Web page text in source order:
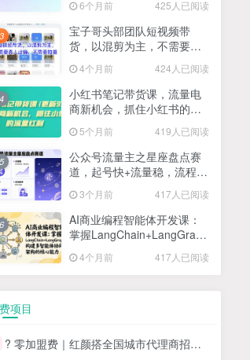
25年7月小红书女粉新玩法，公域转私域变现，日轻松变现2张+，5分钟简单复制好上手
情趣内衣暴利玩法，冷门赛道，日入1k+
在家就能做的项目，一天轻松300+，操作简单上手快
2025年百家号AI图文掘金，手机操作单号月入4-5位数，低门槛【附指令+工具】
抖音情感文案项目玩法，单月涨粉3000+，新手小白也能做
6个月前 425人已阅读
宝子哥头部团队短视频带
货，以混剪为主，不需要真
26年3月】
4个月前 424人已阅读
小红书笔记带货课，流量电
商新机会，抓住小红书的流
5个月前 419人已阅读
公众号流量主之星座盘点赛
道，起号快+流量稳，流程简
3个月前 417人已阅读
AI商业编程智能体开发课：
掌握LangChain+LangGraph
心能力
4个月前 417人已阅读
项目
? 零加盟费｜红颜搭全国城市代理商招募正式启动！